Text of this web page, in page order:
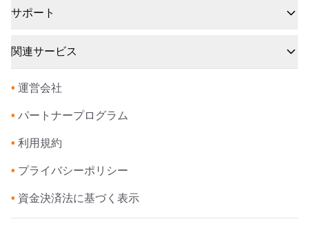
サポート
関連サービス
• 運営会社
• パートナープログラム
• 利用規約
• プライバシーポリシー
• 資金決済法に基づく表示